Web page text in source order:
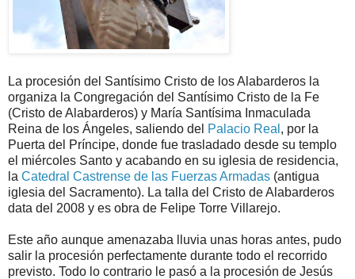
La procesión del Santísimo Cristo de los Alabarderos la
organiza la Congregación del Santísimo Cristo de la Fe
(Cristo de Alabarderos) y María Santísima Inmaculada
Reina de los Ángeles, saliendo del Palacio Real , por la
Puerta del Príncipe, donde fue trasladado desde su templo
el miércoles Santo y acabando en su iglesia de residencia,
la Catedral Castrense de las Fuerzas Armadas (antigua
iglesia del Sacramento). La talla del Cristo de Alabarderos
data del 2008 y es obra de Felipe Torre Villarejo.
Este año aunque amenazaba lluvia unas horas antes, pudo
salir la procesión perfectamente durante todo el recorrido
previsto. Todo lo contrario le pasó a la procesión de Jesús